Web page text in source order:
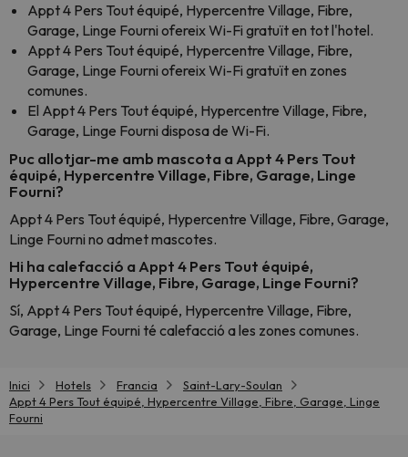
Appt 4 Pers Tout équipé, Hypercentre Village, Fibre,
Garage, Linge Fourni ofereix Wi-Fi gratuït en tot l'hotel.
Appt 4 Pers Tout équipé, Hypercentre Village, Fibre,
Garage, Linge Fourni ofereix Wi-Fi gratuït en zones
comunes.
El Appt 4 Pers Tout équipé, Hypercentre Village, Fibre,
Garage, Linge Fourni disposa de Wi-Fi.
Puc allotjar-me amb mascota a Appt 4 Pers Tout
équipé, Hypercentre Village, Fibre, Garage, Linge
Fourni?
Appt 4 Pers Tout équipé, Hypercentre Village, Fibre, Garage,
Linge Fourni no admet mascotes.
Hi ha calefacció a Appt 4 Pers Tout équipé,
Hypercentre Village, Fibre, Garage, Linge Fourni?
Sí, Appt 4 Pers Tout équipé, Hypercentre Village, Fibre,
Garage, Linge Fourni té calefacció a les zones comunes.
Inici Hotels Francia
Saint-Lary-Soulan
Appt 4 Pers Tout équipé, Hypercentre Village, Fibre, Garage, Linge
Fourni